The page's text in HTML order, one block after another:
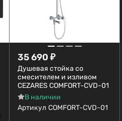
35 690 ₽
Душевая стойка со
смесителем и изливом
CEZARES COMFORT-CVD-01
В наличии
Артикул COMFORT-CVD-01